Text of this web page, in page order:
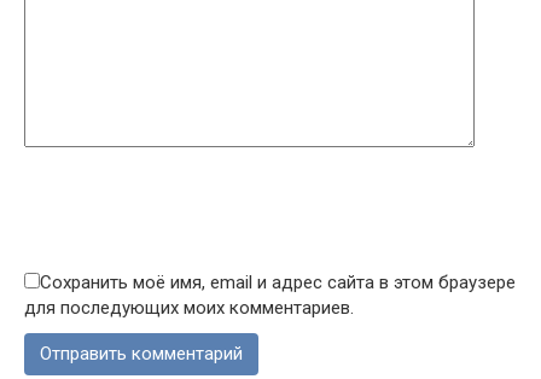
Сохранить моё имя, email и адрес сайта в этом браузере
для последующих моих комментариев.